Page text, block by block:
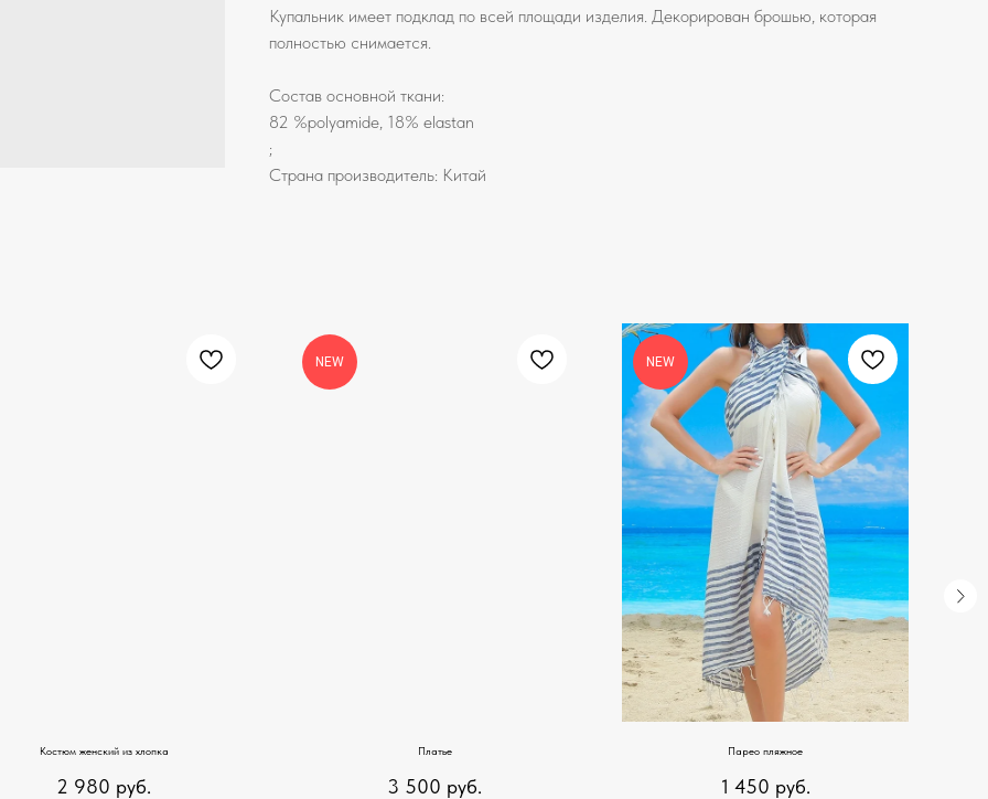
Купальник имеет подклад по всей площади изделия. Декорирован брошью, которая
полностью снимается.
Состав основной ткани:
82 %polyamide, 18% elastan
;
Страна производитель: Китай
Костюм женский из хлопка
2 980 руб.
NEW
Платье
3 500 руб.
NEW
Парео пляжное
1 450 руб.